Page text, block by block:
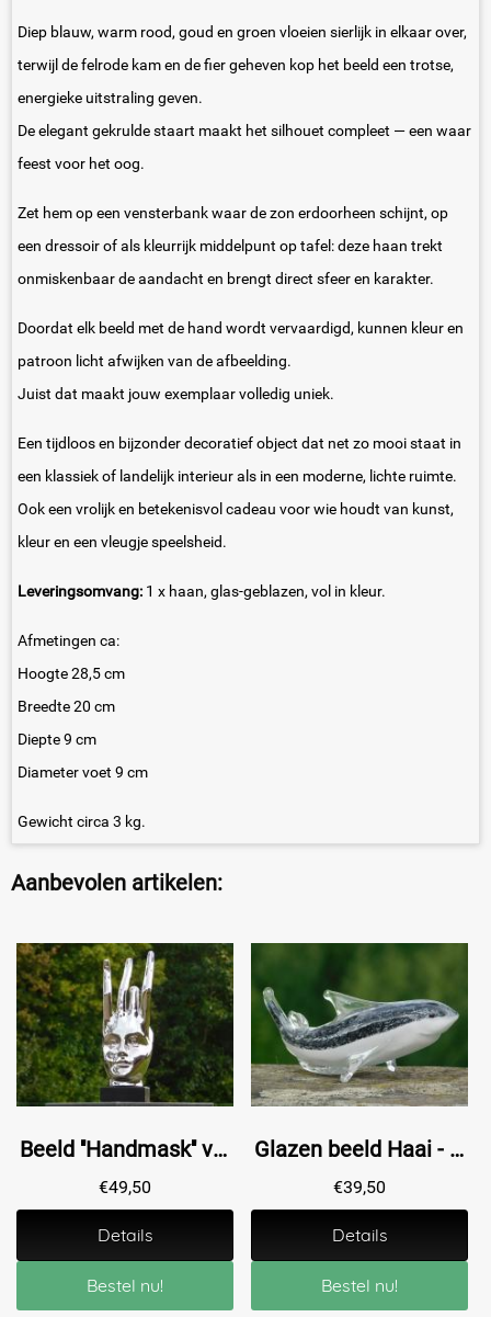
Diep blauw, warm rood, goud en groen vloeien sierlijk in elkaar over,
terwijl de felrode kam en de fier geheven kop het beeld een trotse,
energieke uitstraling geven.
De elegant gekrulde staart maakt het silhouet compleet — een waar
feest voor het oog.
Zet hem op een vensterbank waar de zon erdoorheen schijnt, op
een dressoir of als kleurrijk middelpunt op tafel: deze haan trekt
onmiskenbaar de aandacht en brengt direct sfeer en karakter.
Doordat elk beeld met de hand wordt vervaardigd, kunnen kleur en
patroon licht afwijken van de afbeelding.
Juist dat maakt jouw exemplaar volledig uniek.
Een tijdloos en bijzonder decoratief object dat net zo mooi staat in
een klassiek of landelijk interieur als in een moderne, lichte ruimte.
Ook een vrolijk en betekenisvol cadeau voor wie houdt van kunst,
kleur en een vleugje speelsheid.
Leveringsomvang: 1 x haan, glas-geblazen, vol in kleur.
Afmetingen ca:
Hoogte 28,5 cm
Breedte 20 cm
Diepte 9 cm
Diameter voet 9 cm
Gewicht circa 3 kg.
Aanbevolen artikelen:
Beeld ''Handmask'' van Keramiek - Chroomachtige Afwerking
€49,50
Details
Bestel nu!
Glazen beeld Haai - In Kleur - Glassculptuur
€39,50
Details
Bestel nu!